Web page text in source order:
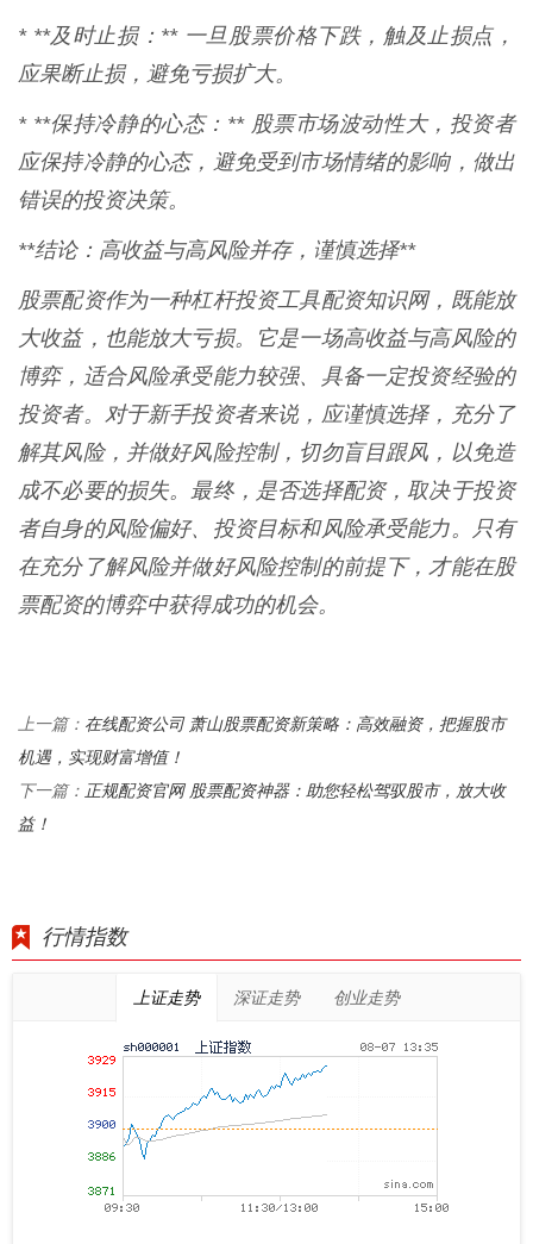
* **及时止损：** 一旦股票价格下跌，触及止损点，
应果断止损，避免亏损扩大。
* **保持冷静的心态：** 股票市场波动性大，投资者
应保持冷静的心态，避免受到市场情绪的影响，做出
错误的投资决策。
**结论：高收益与高风险并存，谨慎选择**
股票配资作为一种杠杆投资工具配资知识网，既能放
大收益，也能放大亏损。它是一场高收益与高风险的
博弈，适合风险承受能力较强、具备一定投资经验的
投资者。对于新手投资者来说，应谨慎选择，充分了
解其风险，并做好风险控制，切勿盲目跟风，以免造
成不必要的损失。最终，是否选择配资，取决于投资
者自身的风险偏好、投资目标和风险承受能力。只有
在充分了解风险并做好风险控制的前提下，才能在股
票配资的博弈中获得成功的机会。
上一篇： 在线配资公司 萧山股票配资新策略：高效融资，把握股市
机遇，实现财富增值！
下一篇： 正规配资官网 股票配资神器：助您轻松驾驭股市，放大收
益！
行情指数
上证走势 深证走势 创业走势